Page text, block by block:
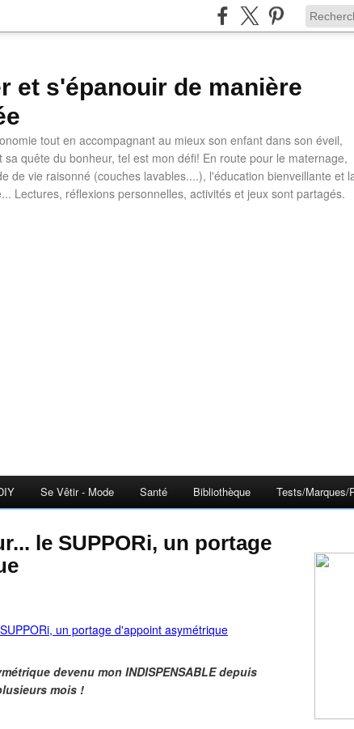
et s'épanouir de manière
tout en accompagnant au mieux son enfant dans son éveil,
sa quête du bonheur, tel est mon défi! En route pour le maternage,
de vie raisonné (couches lavables....), l'éducation bienveillante et
Lectures, réflexions personnelles, activités et jeux sont partagés.
Se Vêtir - Mode Santé Bibliothèque Tests/Marques/
devenu mon INDISPENSABLE depuis
mois !​